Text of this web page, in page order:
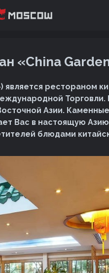
«China
рестораном
Торговли.
Азии.
Вас в настоящую
блюдами